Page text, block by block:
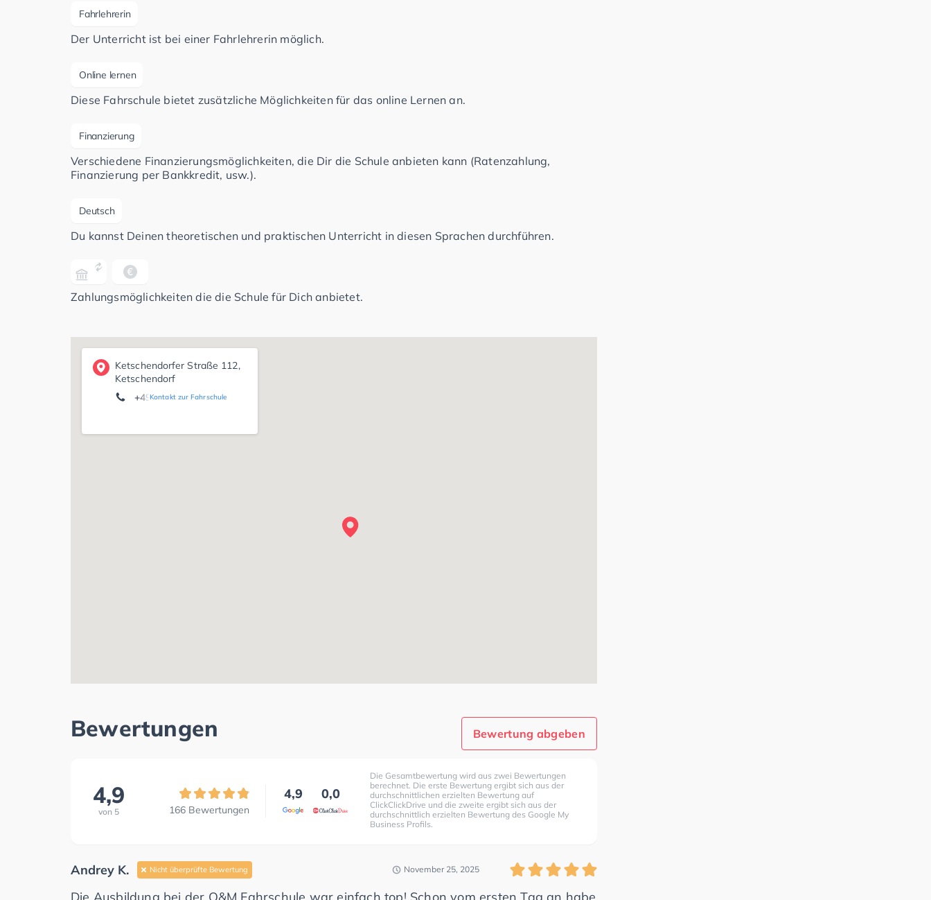
Fahrlehrerin
Der Unterricht ist bei einer Fahrlehrerin möglich.
Online lernen
Diese Fahrschule bietet zusätzliche Möglichkeiten für das online Lernen an.
Finanzierung
Verschiedene Finanzierungsmöglichkeiten, die Dir die Schule anbieten kann (Ratenzahlung,
Finanzierung per Bankkredit, usw.).
Deutsch
Du kannst Deinen theoretischen und praktischen Unterricht in diesen Sprachen durchführen.
Zahlungsmöglichkeiten die die Schule für Dich anbietet.
Ketschendorfer Straße 112,
Ketschendorf
Kontakt zur Fahrschule
+49 9561 6756668
Bewertungen Bewertung abgeben
4,9
von 5 166 Bewertungen
4,9 0,0
Die Gesamtbewertung wird aus zwei Bewertungen
berechnet. Die erste Bewertung ergibt sich aus der
durchschnittlichen erzielten Bewertung auf
ClickClickDrive und die zweite ergibt sich aus der
durchschnittlich erzielten Bewertung des Google My
Business Profils.
Andrey K. Nicht überprüfte Bewertung November 25, 2025
Die Ausbildung bei der O&M Fahrschule war einfach top! Schon vom ersten Tag an habe